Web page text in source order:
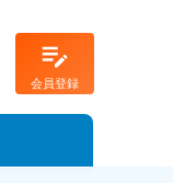
会員登録